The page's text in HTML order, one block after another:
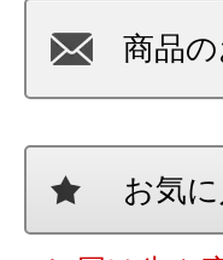
商品
お気